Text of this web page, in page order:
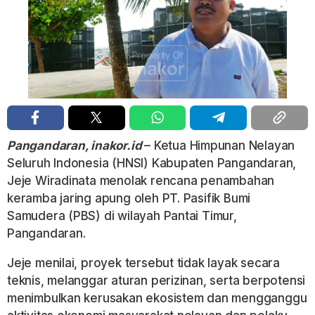
Pangandaran, inakor.id– Ketua Himpunan Nelayan
Seluruh Indonesia (HNSI) Kabupaten Pangandaran,
Jeje Wiradinata menolak rencana penambahan
keramba jaring apung oleh PT. Pasifik Bumi
Samudera (PBS) di wilayah Pantai Timur,
Pangandaran.
Jeje menilai, proyek tersebut tidak layak secara
teknis, melanggar aturan perizinan, serta berpotensi
menimbulkan kerusakan ekosistem dan mengganggu